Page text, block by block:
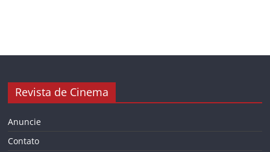
Revista de Cinema
Anuncie
Contato